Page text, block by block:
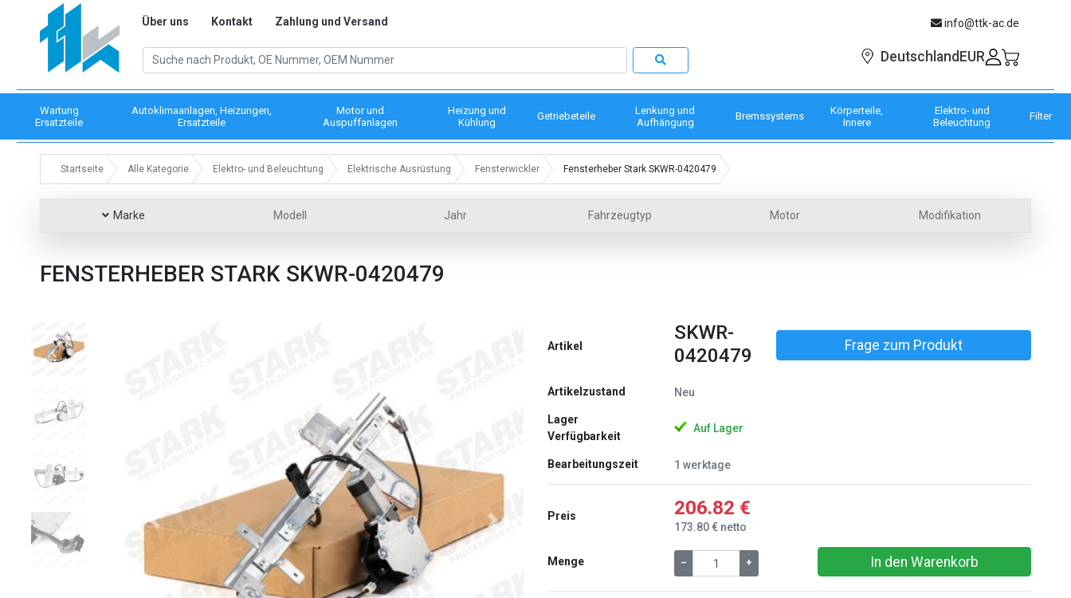
Über uns Kontakt Zahlung und Versand info@ttk-ac.de
Deutschland EUR
Wartung
Ersatzteile
Autoklimaanlagen, Heizungen,
Ersatzteile
Motor und
Auspuffanlagen
Heizung und
Kühlung
Getriebeteile
Lenkung und
Aufhängung
Bremssystems
Körperteile,
Innere
Elektro- und
Beleuchtung
Filter
Startseite Alle Kategorie Elektro- und Beleuchtung Elektrische Ausrüstung Fensterwickler Fensterheber Stark SKWR-0420479
Marke Modell Jahr Fahrzeugtyp Motor Modifikation
FENSTERHEBER STARK SKWR-0420479
Zurück Weiter
Artikel
SKWR-
0420479
Frage zum Produkt
Artikelzustand Neu
Lager
Verfügbarkeit
Auf Lager
Bearbeitungszeit 1 werktage
Preis 206.82 €
173.80 € netto
Menge – + In den Warenkorb